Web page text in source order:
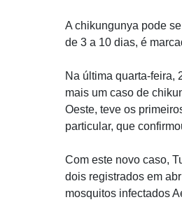
A chikungunya pode
de 3 a 10 dias, é
Na última quarta-feira,
mais um caso de
Oeste, teve os
particular, que
Com este novo caso,
dois registrados em
mosquitos infectados